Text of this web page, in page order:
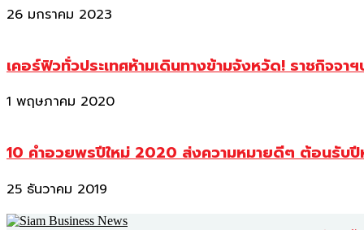
26 มกราคม 2023
เคอร์ฟิวทั่วประเทศห้ามเดินทางข้ามจังหวัด! ราชกิจจา
1 พฤษภาคม 2020
10 คำอวยพรปีใหม่ 2020 ส่งความหมายดีๆ ต้อนรับ
25 ธันวาคม 2019